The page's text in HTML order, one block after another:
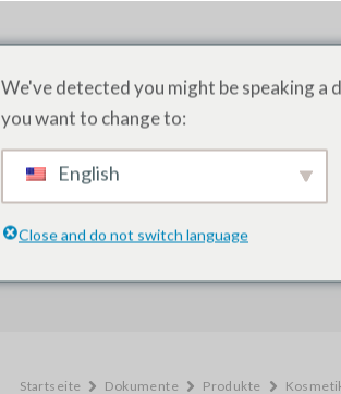
PRODUKTE
Wie können wir
Startseite Dokumente Produkte
We've detected you might be speaking a
you want to change to:
English
Close and do not switch language